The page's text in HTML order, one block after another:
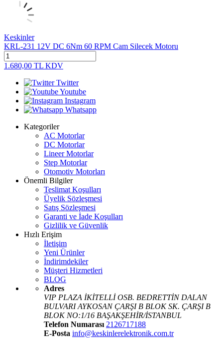
Keskinler
KRL-231 12V DC 6Nm 60 RPM Cam Silecek Motoru
1.680,00 TL KDV
Twitter
Youtube
Instagram
Whatsapp
Kategoriler
AC Motorlar
DC Motorlar
Lineer Motorlar
Step Motorlar
Otomotiv Motorları
Önemli Bilgiler
Teslimat Koşulları
Üyelik Sözleşmesi
Satış Sözleşmesi
Garanti ve İade Koşulları
Gizlilik ve Güvenlik
Hızlı Erişim
İletişim
Yeni Ürünler
İndirimdekiler
Müşteri Hizmetleri
BLOG
Adres
VIP PLAZA İKİTELLİ OSB. BEDRETTİN DALAN
BULVARI AYKOSAN ÇARŞI B BLOK SK. ÇARŞI B
BLOK NO:1/16 BAŞAKŞEHİR/İSTANBUL
Telefon Numarası 2126717188
E-Posta info@keskinlerelektronik.com.tr